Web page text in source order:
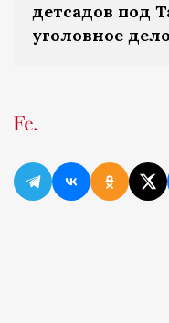
детсадов под
уголовное дело